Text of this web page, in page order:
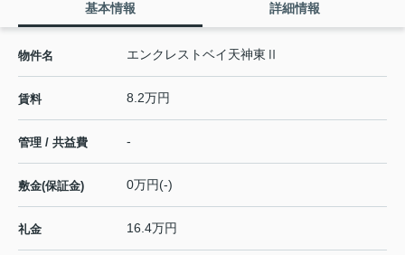
基本情報 詳細情報
物件名 エンクレストベイ天神東Ⅱ
賃料 8.2万円
管理 / 共益費 -
敷金(保証金) 0万円(-)
礼金 16.4万円